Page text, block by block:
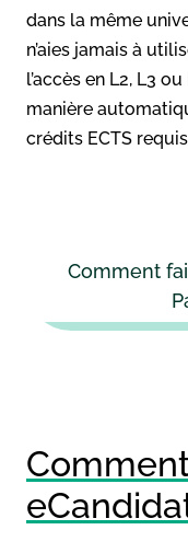
dans la même
n’aies jamais à
l’accès en L2, L3
manière
crédits ECTS
Comment